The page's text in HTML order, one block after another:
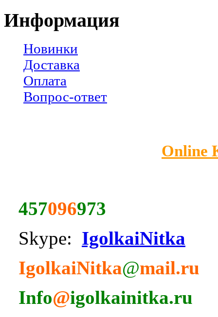
Информация
Новинки
Доставка
Оплата
Вопрос-ответ
Online
457096973
Skype: IgolkaiNitka
IgolkaiNitka@mail.ru
Info@igolkainitka.ru